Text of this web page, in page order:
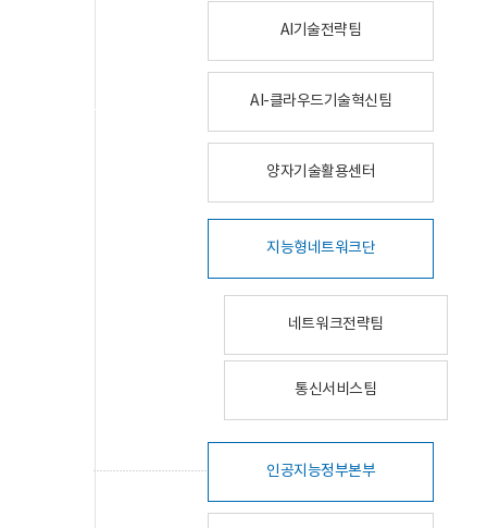
AI기술전략팀
AI-클라우드기술혁신팀
양자기술활용센터
지능형네트워크단
네트워크전략팀
통신서비스팀
인공지능정부본부